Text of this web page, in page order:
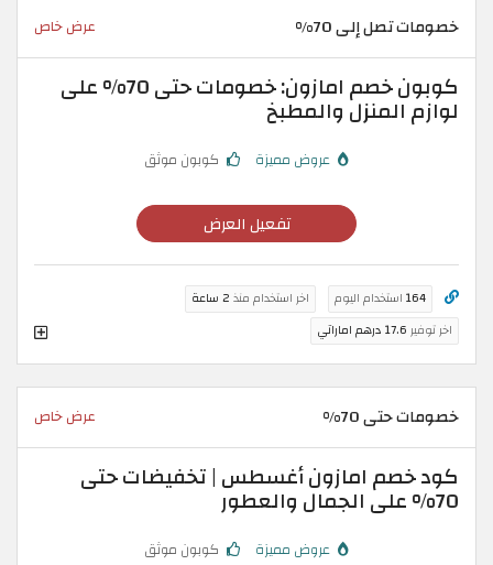
خصومات تصل إلى 70% عرض خاص
كوبون خصم امازون: خصومات حتى 70% على
لوازم المنزل والمطبخ
عروض مميزة كوبون موثق
تفعيل العرض
164 استخدام اليوم اخر استخدام منذ 2 ساعة
اخر توفير 17.6 درهم اماراتي
خصومات حتى 70% عرض خاص
كود خصم امازون أغسطس | تخفيضات حتى
70% على الجمال والعطور
عروض مميزة كوبون موثق